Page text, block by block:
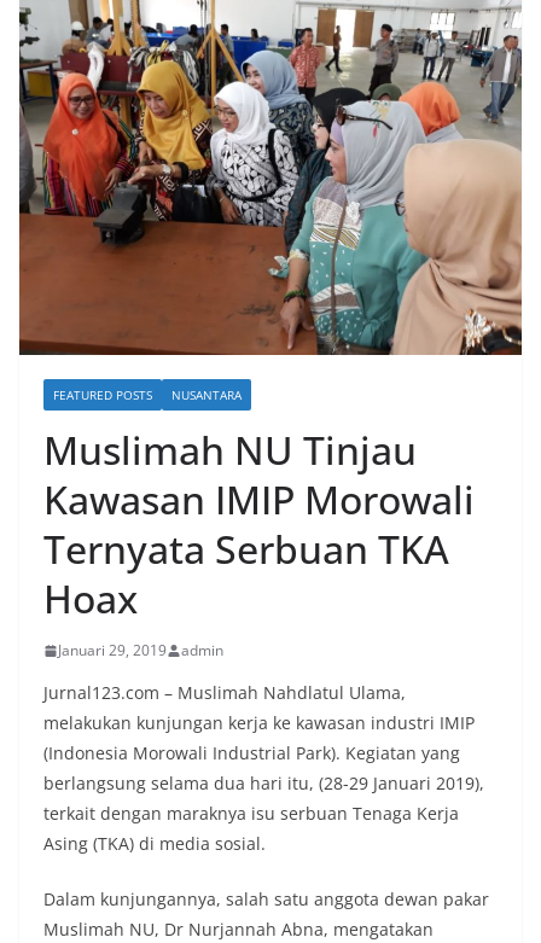
FEATURED POSTS NUSANTARA
Muslimah NU Tinjau
Kawasan IMIP Morowali
Ternyata Serbuan TKA
Hoax
Januari 29, 2019 admin
Jurnal123.com – Muslimah Nahdlatul Ulama,
melakukan kunjungan kerja ke kawasan industri IMIP
(Indonesia Morowali Industrial Park). Kegiatan yang
berlangsung selama dua hari itu, (28-29 Januari 2019),
terkait dengan maraknya isu serbuan Tenaga Kerja
Asing (TKA) di media sosial.
Dalam kunjungannya, salah satu anggota dewan pakar
Muslimah NU, Dr Nurjannah Abna, mengatakan